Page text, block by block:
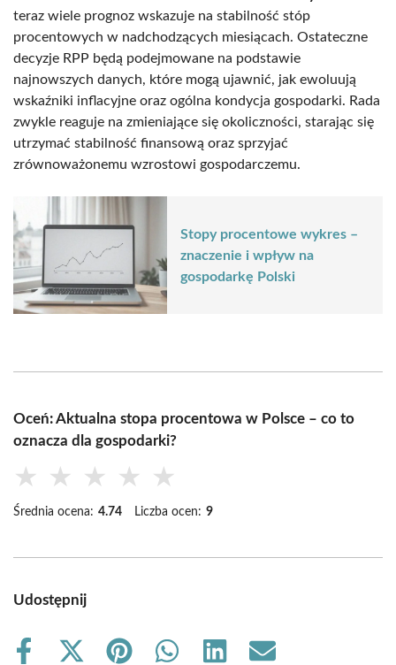
teraz wiele prognoz wskazuje na stabilność stóp
procentowych w nadchodzących miesiącach. Ostateczne
decyzje RPP będą podejmowane na podstawie
najnowszych danych, które mogą ujawnić, jak ewoluują
wskaźniki inflacyjne oraz ogólna kondycja gospodarki. Rada
zwykle reaguje na zmieniające się okoliczności, starając się
utrzymać stabilność finansową oraz sprzyjać
zrównoważonemu wzrostowi gospodarczemu.
Stopy procentowe wykres –
znaczenie i wpływ na
gospodarkę Polski
Oceń: Aktualna stopa procentowa w Polsce – co to
oznacza dla gospodarki?
★ ★ ★ ★ ★
Średnia ocena: 4.74 Liczba ocen: 9
Udostępnij
Share
Share
Share
Share
Share
Share